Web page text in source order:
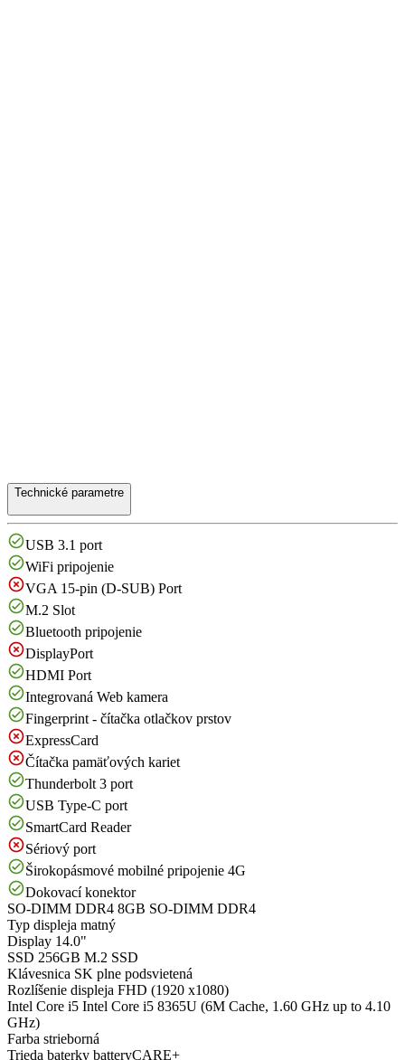
Technické parametre
USB 3.1 port
WiFi pripojenie
VGA 15-pin (D-SUB) Port
M.2 Slot
Bluetooth pripojenie
DisplayPort
HDMI Port
Integrovaná Web kamera
Fingerprint - čítačka otlačkov prstov
ExpressCard
Čítačka pamäťových kariet
Thunderbolt 3 port
USB Type-C port
SmartCard Reader
Sériový port
Širokopásmové mobilné pripojenie 4G
Dokovací konektor
SO-DIMM DDR4 8GB SO-DIMM DDR4
Typ displeja matný
Display 14.0"
SSD 256GB M.2 SSD
Klávesnica SK plne podsvietená
Rozlíšenie displeja FHD (1920 x1080)
Intel Core i5 Intel Core i5 8365U (6M Cache, 1.60 GHz up to 4.10
GHz)
Farba strieborná
Trieda baterky batteryCARE+